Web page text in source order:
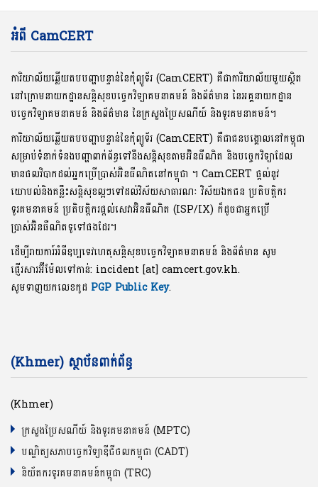
អំពី CamCERT
ការិយាល័យឆ្លើយតបបញ្ហាបន្ទាន់នៃកុំព្យូទ័រ (CamCERT) គឺជាការិយាល័យមួយស្ថិត
នៅក្រោមនាយកដ្ឋានសន្តិសុខបច្ចេកវិទ្យាគមនាគមន៍ និងព័ត៌មាន នៃអគ្គនាយកដ្ឋាន
បច្ចេកវិទ្យាគមនាគមន៍ និងព័ត៌មាន នៃក្រសួងប្រៃសណីយ៍ និងទូរគមនាគមន៍។
ការិយាល័យឆ្លើយតបបញ្ហាបន្ទាន់នៃកុំព្យូទ័រ (CamCERT) គឺជាជនបង្គោលនៅកម្ពុជា
សម្រាប់ទំនាក់ទំនងបញ្ហាពាក់ព័ន្ធទៅនឹងសន្តិសុខតាមអ៊ិនធឺណិត និងបច្ចេកវិទ្យាដែល
មានផលវិបាកដល់អ្នកប្រើប្រាស់អ៊ិនធឺណិតនៅកម្ពុជា ។ CamCERT ផ្តល់នូវ
យោបល់និងគន្លឹះសន្តិសុខល្អៗទៅដល់វិស័យសាធារណៈ វិស័យឯកជន ប្រតិបត្តិករ
ទូរគមនាគមន៍ ប្រតិបត្តិករផ្តល់សេវាអ៊ិនធឺណិត (ISP/IX) ក៏ដូចជាអ្នកប្រើ
ប្រាស់អ៊ិនធឺណិតទូទៅផងដែរ។
ដើម្បីរាយការ៍អំពីឧប្បទេវហេតុសន្តិសុខបច្ចេកវិទ្យាគមនាគមន៍ និងព័ត៌មាន សូម
ផ្ញើរសារអ៊ីម៉ែលទៅកាន់: incident [at] camcert.gov.kh.
សូមទាញយកលេខកូដ PGP Public Key.
(Khmer) ស្ថាប័នពាក់ព័ន្ធ
(Khmer)
ក្រសួងប្រៃសណីយ៍ និងទូរគមនាគមន៍ (MPTC)
បណ្ឌិត្យសភាបច្ចេកវិទ្យាឌីជីថលកម្ពុជា (CADT)
និយ័តករទូរគមនាគមន៍កម្ពុជា (TRC)